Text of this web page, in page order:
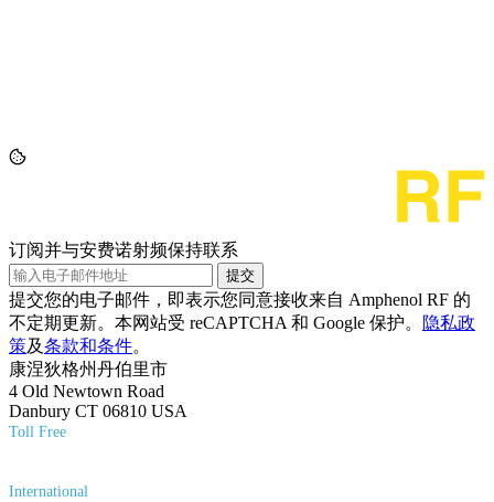
订阅并与安费诺射频保持联系
提交
提交您的电子邮件，即表示您同意接收来自 Amphenol RF 的
不定期更新。本网站受 reCAPTCHA 和 Google 保护。
隐私政
策及条款和条件。
康涅狄格州丹伯里市
4 Old Newtown Road
Danbury CT 06810 USA
Toll Free
International